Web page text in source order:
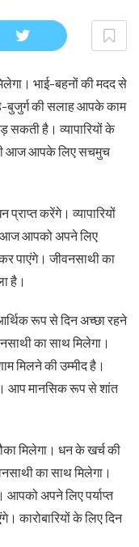
भाई-बहनों की मदद से
बुजुर्ग की सलाह आपके काम
है। व्यापारियों के
आज आपके लिए सचमुच
करेंगे। व्यापारियों
आज आपको अपने लिए
पाएंगे। जीवनसाथी का
है।
रूप से दिन अच्छा रहने
का साथ मिलेगा।
मिलने की उम्मीद है।
आप मानसिक रूप से शांत
मिलेगा। धन के खर्च की
का साथ मिलेगा।
आपको अपने लिए पर्याप्त
कारोबारियों के लिए दिन